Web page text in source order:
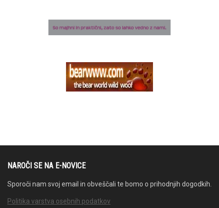
NAROČI SE NA E-NOVICE
Sporoči nam svoj email in obveščali te bomo o prihodnjih dogodkih.
Politika varstva osebnih podatkov